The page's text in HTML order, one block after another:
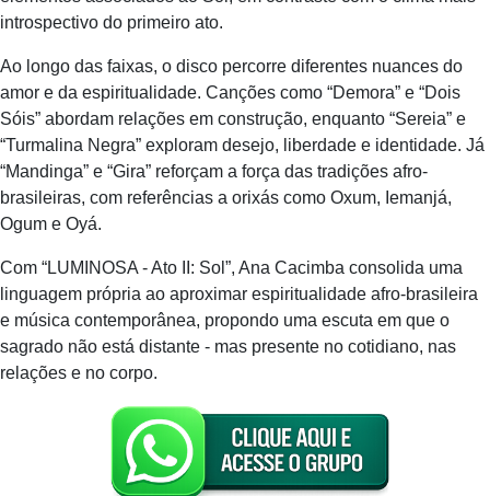
introspectivo do primeiro ato.
Ao longo das faixas, o disco percorre diferentes nuances do
amor e da espiritualidade. Canções como “Demora” e “Dois
Sóis” abordam relações em construção, enquanto “Sereia” e
“Turmalina Negra” exploram desejo, liberdade e identidade. Já
“Mandinga” e “Gira” reforçam a força das tradições afro-
brasileiras, com referências a orixás como Oxum, Iemanjá,
Ogum e Oyá.
Com “LUMINOSA - Ato II: Sol”, Ana Cacimba consolida uma
linguagem própria ao aproximar espiritualidade afro-brasileira
e música contemporânea, propondo uma escuta em que o
sagrado não está distante - mas presente no cotidiano, nas
relações e no corpo.